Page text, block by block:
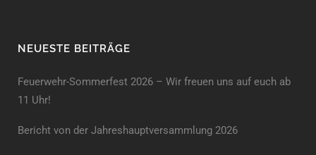
NEUESTE BEITRÄGE
Feuerwehr-Sommerfest 2026 – Wir freuen uns auf euch ab
11 Uhr!
Bericht von der Jahreshauptversammlung 2026